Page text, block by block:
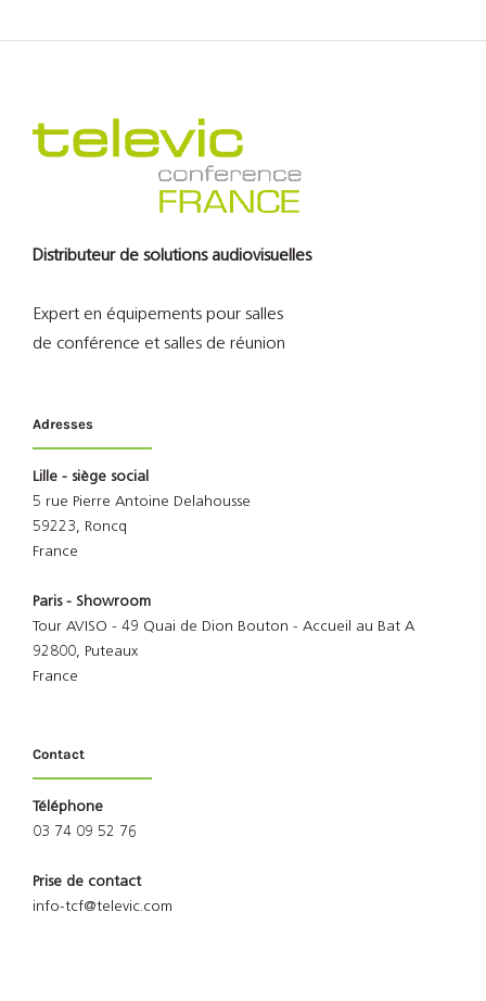
Distributeur de solutions audiovisuelles
Expert en équipements pour salles
de conférence et salles de réunion
Adresses
Lille - siège social
5 rue Pierre Antoine Delahousse
59223, Roncq
France
Paris - Showroom
Tour AVISO - 49 Quai de Dion Bouton - Accueil au Bat A
92800, Puteaux
France
Contact
Téléphone
03 74 09 52 76
Prise de contact
info-tcf@televic.com